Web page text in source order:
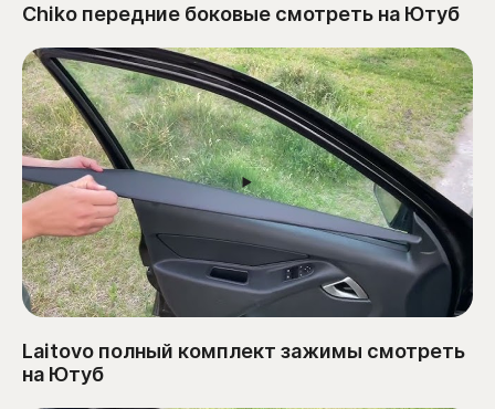
Chiko передние боковые смотреть на Ютуб
Laitovo полный комплект зажимы смотреть
на Ютуб